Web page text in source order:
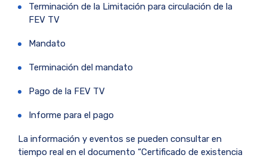
Terminación de la Limitación para circulación de la
FEV TV
Mandato
Terminación del mandato
Pago de la FEV TV
Informe para el pago
La información y eventos se pueden consultar en
tiempo real en el documento “Certificado de existencia